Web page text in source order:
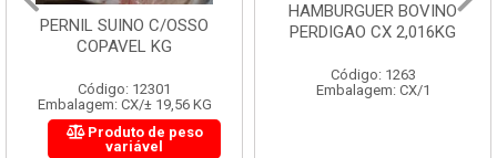
PERNIL SUINO C/OSSO
COPAVEL KG
Código: 12301
Embalagem: CX/± 19,56 KG
Produto de peso
variável
HAMBURGUER BOVINO
PERDIGAO CX 2,016KG
Código: 1263
Embalagem: CX/1